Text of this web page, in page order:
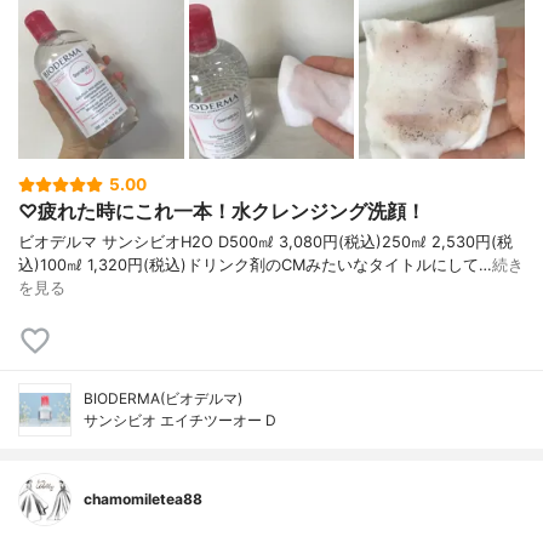
5.00
♡疲れた時にこれ一本！水クレンジング洗顔！
ビオデルマ サンシビオH2O D500㎖ 3,080円(税込)250㎖ 2,530円(税
込)100㎖ 1,320円(税込)ドリンク剤のCMみたいなタイトルにして…続き
を見る
BIODERMA(ビオデルマ)
サンシビオ エイチツーオー D
chamomiletea88